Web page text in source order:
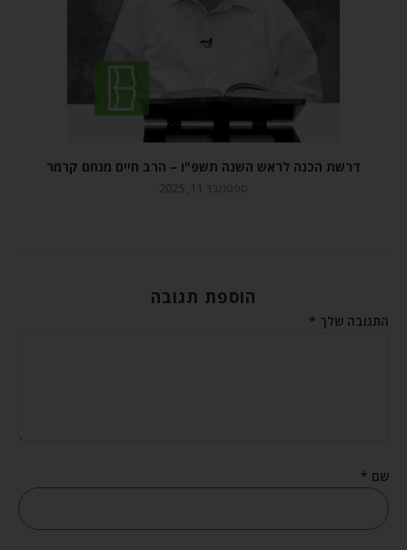
דרשת הכנה לראש השנה תשפ"ו – הרב חיים מנחם קרמר
ספטמבר 11, 2025
הוספת תגובה
התגובה שלך *
שם *